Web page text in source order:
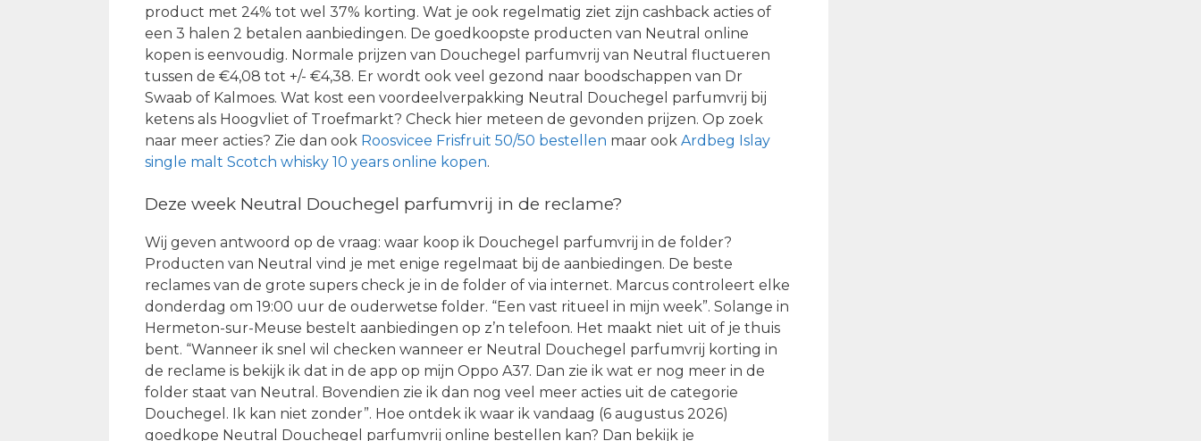
product met 24% tot wel 37% korting. Wat je ook regelmatig ziet zijn cashback acties of
een 3 halen 2 betalen aanbiedingen. De goedkoopste producten van Neutral online
kopen is eenvoudig. Normale prijzen van Douchegel parfumvrij van Neutral fluctueren
tussen de €4,08 tot +/- €4,38. Er wordt ook veel gezond naar boodschappen van Dr
Swaab of Kalmoes. Wat kost een voordeelverpakking Neutral Douchegel parfumvrij bij
ketens als Hoogvliet of Troefmarkt? Check hier meteen de gevonden prijzen. Op zoek
naar meer acties? Zie dan ook Roosvicee Frisfruit 50/50 bestellen maar ook Ardbeg Islay
single malt Scotch whisky 10 years online kopen.
Deze week Neutral Douchegel parfumvrij in de reclame?
Wij geven antwoord op de vraag: waar koop ik Douchegel parfumvrij in de folder?
Producten van Neutral vind je met enige regelmaat bij de aanbiedingen. De beste
reclames van de grote supers check je in de folder of via internet. Marcus controleert elke
donderdag om 19:00 uur de ouderwetse folder. “Een vast ritueel in mijn week”. Solange in
Hermeton-sur-Meuse bestelt aanbiedingen op z’n telefoon. Het maakt niet uit of je thuis
bent. “Wanneer ik snel wil checken wanneer er Neutral Douchegel parfumvrij korting in
de reclame is bekijk ik dat in de app op mijn Oppo A37. Dan zie ik wat er nog meer in de
folder staat van Neutral. Bovendien zie ik dan nog veel meer acties uit de categorie
Douchegel. Ik kan niet zonder”. Hoe ontdek ik waar ik vandaag (6 augustus 2026)
goedkope Neutral Douchegel parfumvrij online bestellen kan? Dan bekijk je